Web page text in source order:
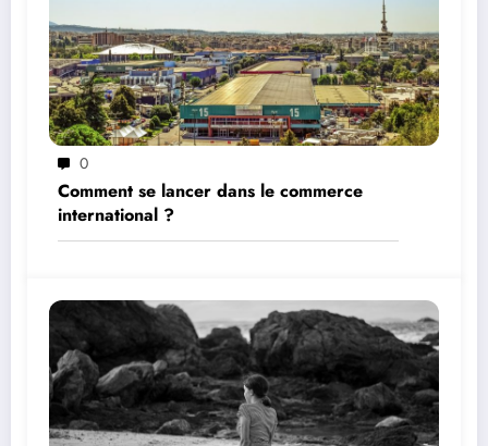
0
Comment se lancer dans le commerce
international ?